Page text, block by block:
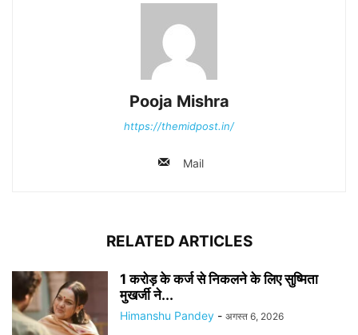
Pooja Mishra
https://themidpost.in/
Mail
RELATED ARTICLES
1 करोड़ के कर्ज से निकलने के लिए सुष्मिता
मुखर्जी ने...
Himanshu Pandey - अगस्त 6, 2026